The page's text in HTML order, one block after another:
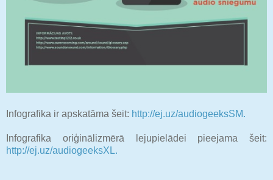
Infografika ir apskatāma šeit: http://ej.uz/audiogeeksSM.
Infografika oriģinālizmērā lejupielādei pieejama šeit:
http://ej.uz/audiogeeksXL.